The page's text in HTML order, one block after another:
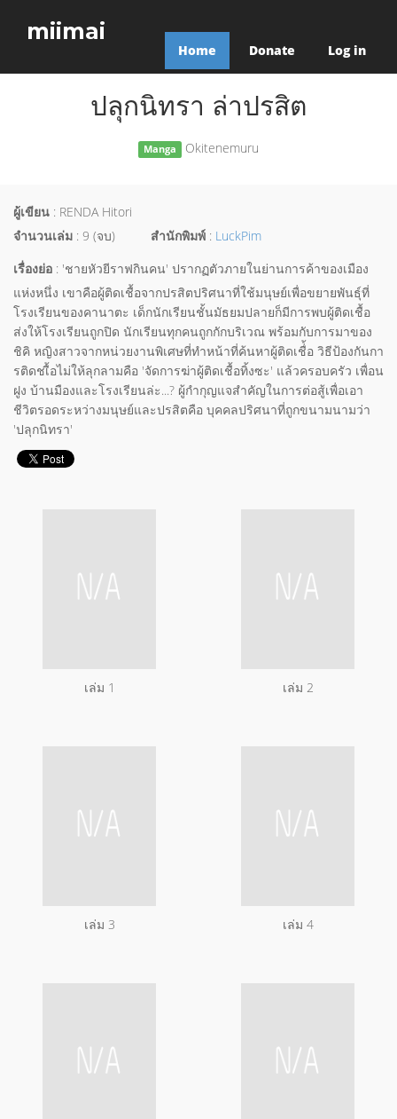
miimai
Home Donate Log in
ปลุกนิทรา ล่าปรสิต
Manga Okitenemuru
ผู้เขียน : RENDA Hitori
จำนวนเล่ม : 9 (จบ) สำนักพิมพ์ : LuckPim
เรื่องย่อ : 'ชายหัวยีราฟกินคน' ปรากฏตัวภายในย่านการค้าของเมือง
แห่งหนึ่ง เขาคือผู้ติดเชื้อจากปรสิตปริศนาที่ใช้มนุษย์เพื่อขยายพันธุ์ที่
โรงเรียนของคานาตะ เด็กนักเรียนชั้นมัธยมปลายก็มีการพบผู้ติดเชื้อ
ส่งให้โรงเรียนถูกปิด นักเรียนทุกคนถูกกักบริเวณ พร้อมกับการมาของ
ชิคิ หญิงสาวจากหน่วยงานพิเศษที่ทำหน้าที่ค้นหาผู้ติดเชื่้อ วิธีป้องกันกา
รติดชเื้อไม่ให้ลุกลามคือ 'จัดการฆ่าผู้ติดเชื้อทิ้งซะ' แล้วครอบครัว เพื่อน
ฝูง บ้านมืองและโรงเรียนล่ะ...? ผู้กำกุญแจสำคัญในการต่อสู้เพื่อเอา
ชีวิตรอดระหว่างมนุษย์และปรสิตคือ บุคคลปริศนาที่ถูกขนามนามว่า
'ปลุกนิทรา'
เล่ม 1 เล่ม 2
เล่ม 3 เล่ม 4